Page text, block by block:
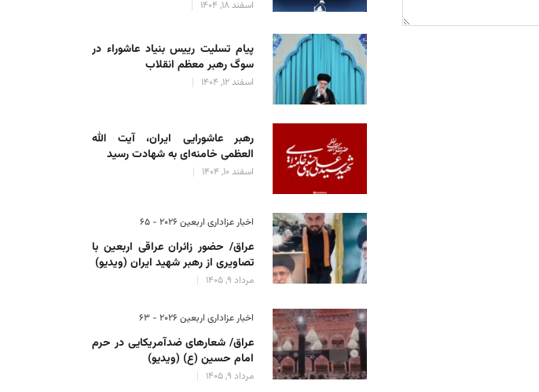
اسفند 18, 1404
پیام تسلیت رییس بنیاد عاشوراء در
سوگ رهبر معظم انقلاب
اسفند 12, 1404
رهبر عاشورایی ایران، آیت الله
العظمی خامنه‌ای به شهادت رسید
اسفند 10, 1404
اخبار عزاداری اربعین ۲۰۲۶ - 65
عراق/ حضور زائران عراقی اربعین با
تصاویری از رهبر شهید ایران (ویدیو)
مرداد 9, 1405
اخبار عزاداری اربعین ۲۰۲۶ - 63
عراق/ شعارهای ضدآمریکایی در حرم
امام حسین (ع) (ویدیو)
مرداد 9, 1405